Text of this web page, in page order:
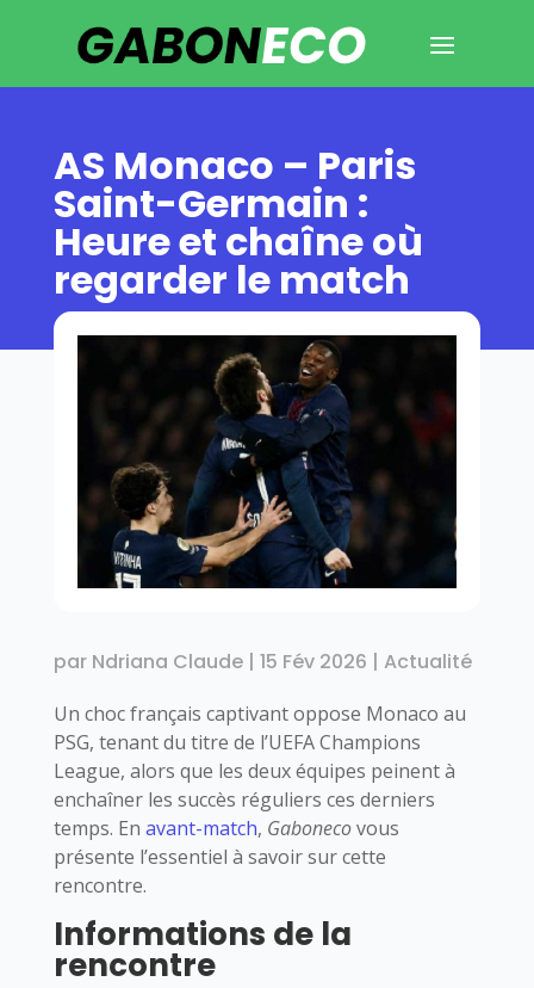
AS Monaco – Paris
Saint-Germain :
Heure et chaîne où
regarder le match
par Ndriana Claude| 15 Fév 2026 | Actualité
Un choc français captivant oppose Monaco au
PSG, tenant du titre de l’UEFA Champions
League, alors que les deux équipes peinent à
enchaîner les succès réguliers ces derniers
temps. En avant-match, Gabonecovous
présente l’essentiel à savoir sur cette
rencontre.
Informations de la
rencontre